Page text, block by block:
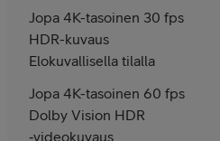
Jopa 4K-tasoinen 30 fps
HDR-kuvaus
Elokuvallisella tilalla
Jopa 4K-tasoinen 60 fps
Dolby Vision HDR
‑video­kuvaus